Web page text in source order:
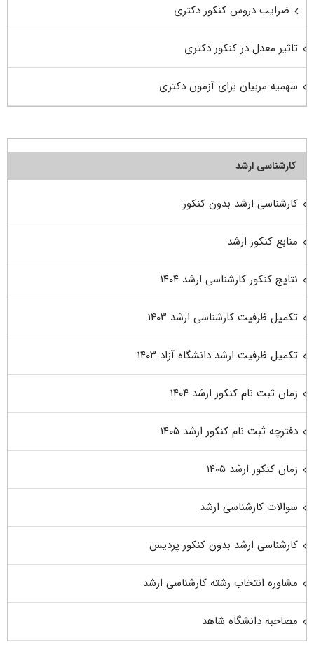
ضرایب دروس کنکور دکتری
تاثیر معدل در کنکور دکتری
سهمیه مربیان برای آزمون دکتری
کارشناسی ارشد
کارشناسی ارشد بدون کنکور
منابع کنکور ارشد
نتایج کنکور کارشناسی ارشد ۱۴۰۴
تکمیل ظرفیت کارشناسی ارشد ۱۴۰۳
تکمیل ظرفیت ارشد دانشگاه آزاد ۱۴۰۳
زمان ثبت نام کنکور ارشد ۱۴۰۴
دفترچه ثبت نام کنکور ارشد ۱۴۰۵
زمان کنکور ارشد ۱۴۰۵
سوالات کارشناسی ارشد
کارشناسی ارشد بدون کنکور پردیس
مشاوره انتخاب رشته کارشناسی ارشد
مصاحبه دانشگاه شاهد